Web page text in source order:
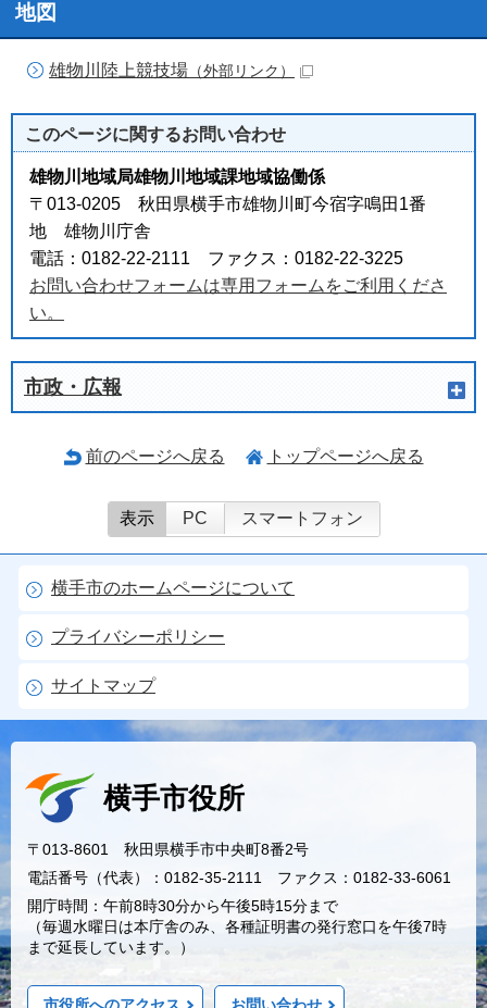
地図
雄物川陸上競技場 （外部リンク）
このページに関するお問い合わせ
雄物川地域局雄物川地域課地域協働係
〒013-0205 秋田県横手市雄物川町今宿字鳴田1番
地 雄物川庁舎
電話：0182-22-2111 ファクス：0182-22-3225
お問い合わせフォームは専用フォームをご利用くださ
い。
市政・広報
前のページへ戻る トップページへ戻る
表示 PC スマートフォン
横手市のホームページについて
プライバシーポリシー
サイトマップ
横手市役所
〒013-8601 秋田県横手市中央町8番2号
電話番号（代表）：0182-35-2111 ファクス：0182-33-6061
開庁時間：午前8時30分から午後5時15分まで
（毎週水曜日は本庁舎のみ、各種証明書の発行窓口を午後7時
まで延長しています。）